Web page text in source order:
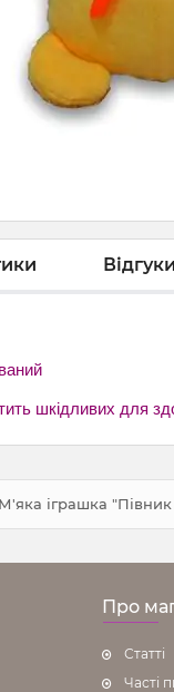
Відгуки
шкідливих для
М'яка іграшка "Півник
Про
Статті
Часті